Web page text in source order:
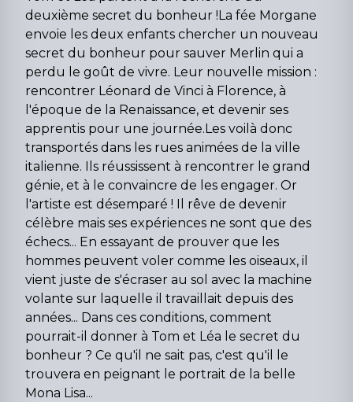
deuxième secret du bonheur !La fée Morgane
envoie les deux enfants chercher un nouveau
secret du bonheur pour sauver Merlin qui a
perdu le goût de vivre. Leur nouvelle mission :
rencontrer Léonard de Vinci à Florence, à
l'époque de la Renaissance, et devenir ses
apprentis pour une journée.Les voilà donc
transportés dans les rues animées de la ville
italienne. Ils réussissent à rencontrer le grand
génie, et à le convaincre de les engager. Or
l'artiste est désemparé ! Il rêve de devenir
célèbre mais ses expériences ne sont que des
échecs... En essayant de prouver que les
hommes peuvent voler comme les oiseaux, il
vient juste de s'écraser au sol avec la machine
volante sur laquelle il travaillait depuis des
années... Dans ces conditions, comment
pourrait-il donner à Tom et Léa le secret du
bonheur ? Ce qu'il ne sait pas, c'est qu'il le
trouvera en peignant le portrait de la belle
Mona Lisa...